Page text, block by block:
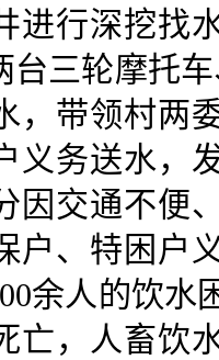
进行深挖找
台三轮摩托
，带领村两
义务送水，
因交通不便
户、特困户
余人的饮水
亡，人畜饮